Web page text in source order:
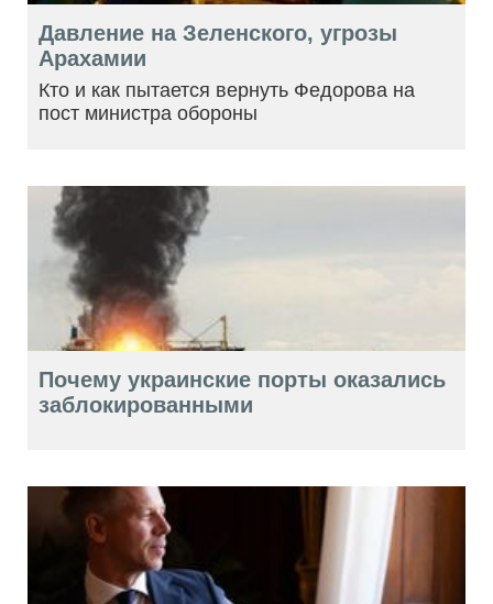
Давление на Зеленского, угрозы
Арахамии
Кто и как пытается вернуть Федорова на
пост министра обороны
Почему украинские порты оказались
заблокированными